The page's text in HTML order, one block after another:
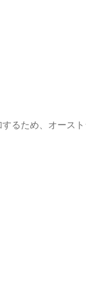
るため、オース